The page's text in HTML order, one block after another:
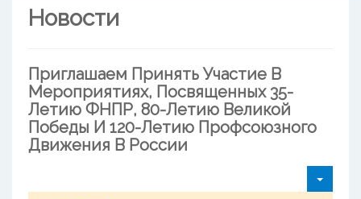
Новости
Приглашаем Принять Участие В
Мероприятиях, Посвященных 35-
Летию ФНПР, 80-Летию Великой
Победы И 120-Летию Профсоюзного
Движения В России